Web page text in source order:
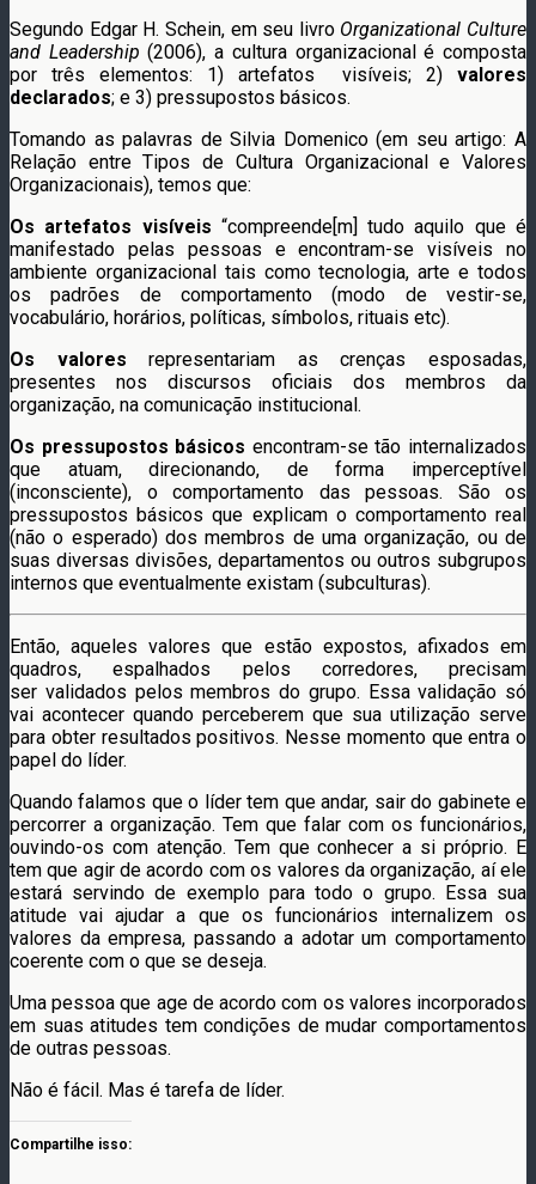
Segundo Edgar H. Schein, em seu livro Organizational Culture
and Leadership (2006), a cultura organizacional é composta
por três elementos: 1) artefatos visíveis; 2) valores
declarados; e 3) pressupostos básicos.
Tomando as palavras de Silvia Domenico (em seu artigo: A
Relação entre Tipos de Cultura Organizacional e Valores
Organizacionais), temos que:
Os artefatos visíveis “compreende[m] tudo aquilo que é
manifestado pelas pessoas e encontram-se visíveis no
ambiente organizacional tais como tecnologia, arte e todos
os padrões de comportamento (modo de vestir-se,
vocabulário, horários, políticas, símbolos, rituais etc).
Os valores representariam as crenças esposadas,
presentes nos discursos oficiais dos membros da
organização, na comunicação institucional.
Os pressupostos básicos encontram-se tão internalizados
que atuam, direcionando, de forma imperceptível
(inconsciente), o comportamento das pessoas. São os
pressupostos básicos que explicam o comportamento real
(não o esperado) dos membros de uma organização, ou de
suas diversas divisões, departamentos ou outros subgrupos
internos que eventualmente existam (subculturas).
Então, aqueles valores que estão expostos, afixados em
quadros, espalhados pelos corredores, precisam
ser validados pelos membros do grupo. Essa validação só
vai acontecer quando perceberem que sua utilização serve
para obter resultados positivos. Nesse momento que entra o
papel do líder.
Quando falamos que o líder tem que andar, sair do gabinete e
percorrer a organização. Tem que falar com os funcionários,
ouvindo-os com atenção. Tem que conhecer a si próprio. E
tem que agir de acordo com os valores da organização, aí ele
estará servindo de exemplo para todo o grupo. Essa sua
atitude vai ajudar a que os funcionários internalizem os
valores da empresa, passando a adotar um comportamento
coerente com o que se deseja.
Uma pessoa que age de acordo com os valores incorporados
em suas atitudes tem condições de mudar comportamentos
de outras pessoas.
Não é fácil. Mas é tarefa de líder.
Compartilhe isso: